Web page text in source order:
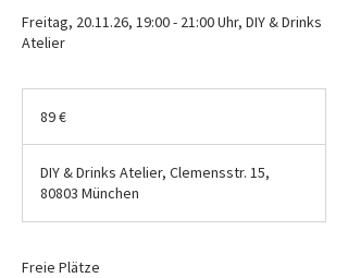
Freitag, 20.11.26, 19:00 - 21:00 Uhr, DIY & Drinks
Atelier
89 €
DIY & Drinks Atelier, Clemensstr. 15,
80803 München
Freie Plätze